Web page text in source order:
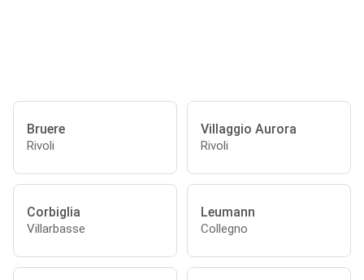
Bruere
Rivoli
Villaggio Aurora
Rivoli
Corbiglia
Villarbasse
Leumann
Collegno